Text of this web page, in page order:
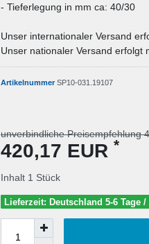
- Tieferlegung in mm ca: 40/30
Unser internationaler Versand
Unser nationaler Versand erfolgt
ArtikelnummerSP10-031.19107
unverbindliche Preisempfehlung
420,17 EUR *
Inhalt 1 Stück
Lieferzeit: Deutschland 5-6 Tage /